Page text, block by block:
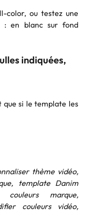
color, ou testez une
: en blanc sur fond
indiquées,
que si le template les
thème vidéo,
template Danim
couleurs marque,
couleurs vidéo,